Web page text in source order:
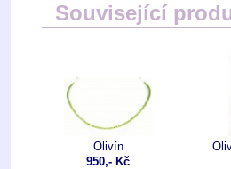
Související
Olivín
950,- Kč